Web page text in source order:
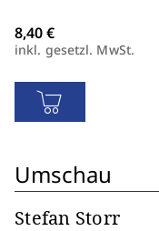
inkl. gesetzl. MwSt.
Umschau
Stefan Storr